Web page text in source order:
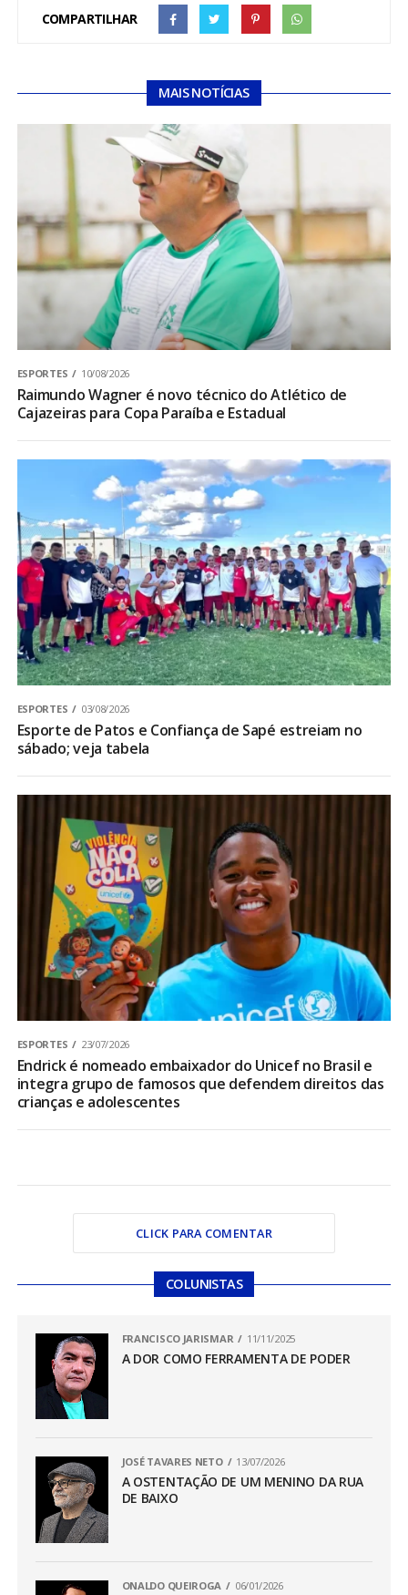
COMPARTILHAR
MAIS NOTÍCIAS
ESPORTES 10/08/2026
Raimundo Wagner é novo técnico do Atlético de
Cajazeiras para Copa Paraíba e Estadual
ESPORTES 03/08/2026
Esporte de Patos e Confiança de Sapé estreiam no
sábado; veja tabela
ESPORTES 23/07/2026
Endrick é nomeado embaixador do Unicef no Brasil e
integra grupo de famosos que defendem direitos das
crianças e adolescentes
CLICK PARA COMENTAR
COLUNISTAS
FRANCISCO JARISMAR 11/11/2025
A DOR COMO FERRAMENTA DE PODER
JOSÉ TAVARES NETO 13/07/2026
A OSTENTAÇÃO DE UM MENINO DA RUA
DE BAIXO
ONALDO QUEIROGA 06/01/2026